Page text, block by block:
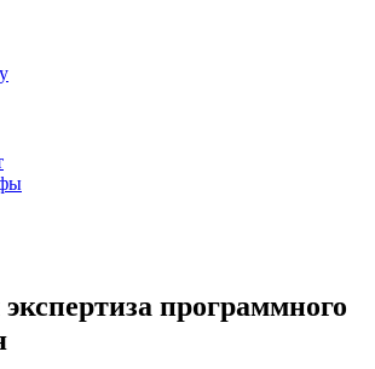
программного